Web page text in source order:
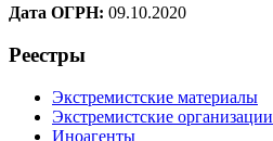
Дата ОГРН: 09.10.2020
Реестры
Экстремистские материалы
Экстремистские организации
Иноагенты